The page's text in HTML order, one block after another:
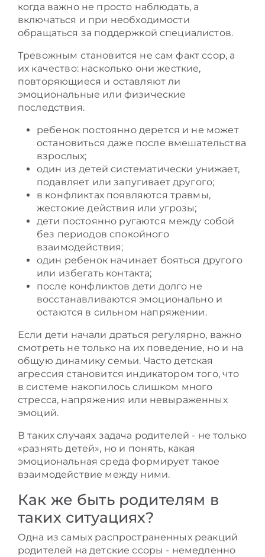
когда важно не просто наблюдать, а
включаться и при необходимости
обращаться за поддержкой специалистов.
Тревожным становится не сам факт ссор, а
их качество: насколько они жесткие,
повторяющиеся и оставляют ли
эмоциональные или физические
последствия.
ребенок постоянно дерется и не может
остановиться даже после вмешательства
взрослых;
один из детей систематически унижает,
подавляет или запугивает другого;
в конфликтах появляются травмы,
жестокие действия или угрозы;
дети постоянно ругаются между собой
без периодов спокойного
взаимодействия;
один ребенок начинает бояться другого
или избегать контакта;
после конфликтов дети долго не
восстанавливаются эмоционально и
остаются в сильном напряжении.
Если дети начали драться регулярно, важно
смотреть не только на их поведение, но и на
общую динамику семьи. Часто детская
агрессия становится индикатором того, что
в системе накопилось слишком много
стресса, напряжения или невыраженных
эмоций.
В таких случаях задача родителей - не только
«разнять детей», но и понять, какая
эмоциональная среда формирует такое
взаимодействие между ними.
Как же быть родителям в
таких ситуациях?
Одна из самых распространенных реакций
родителей на детские ссоры - немедленно